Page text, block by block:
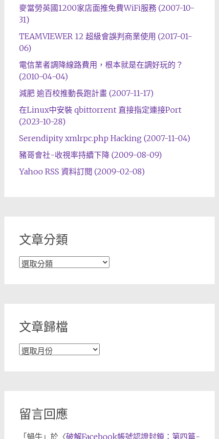
麥當勞英國1200家店面推免費WiFi服務 (2007-10-
31)
TEAMVIEWER 12 超級會誤判商業使用 (2017-01-
06)
電信業者調降線路費用，根本就是在調好玩的？
(2010-04-04)
減肥 逾百校推動長跑計畫 (2007-11-17)
在Linux中安裝 qbittorrent 直接指定連接Port
(2023-10-28)
Serendipity xmlrpc.php Hacking (2007-11-04)
豬哥會社-收視率持續下降 (2009-08-09)
Yahoo RSS 資料訂閱 (2009-02-08)
文章分類
文
文章歸檔
文
留言回應
「 蝸牛」於〈破解Facebook帳號認證封鎖：第四篇-